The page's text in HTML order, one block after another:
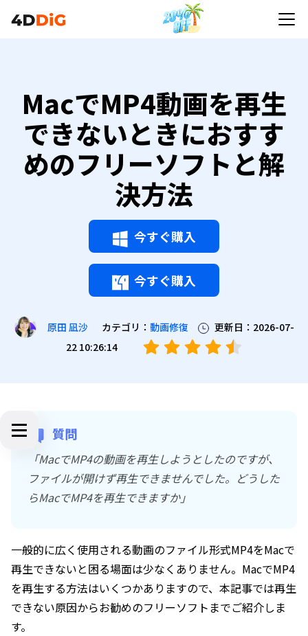
MacでMP4動画を再生
できないときにおすす
めのフリーソフトと解
決方法
今すぐ購入
今すぐ購入
原田 凪沙 カテゴリ： 動画修復
更新日：2026-07-
22 10:26:14
質問
「MacでMP4の動画を再生しようとしたのですが、
ファイルが開けず再生できませんでした。どうした
らMacでMP4を再生できますか」
一般的に広く使用される動画のファイル形式MP4をMacで
再生できないと困る場面は少なくありません。MacでMP4
を再生する方法はいくつかありますので、本記事では再生
できない原因からお勧めのフリーソフトまでご紹介しま
す。